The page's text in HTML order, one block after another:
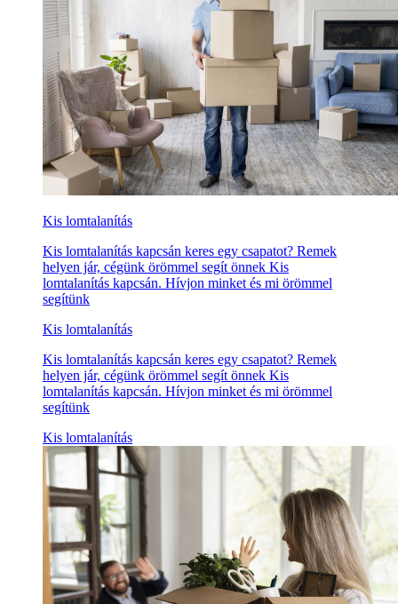
Kis lomtalanítás
Kis lomtalanítás kapcsán keres egy csapatot? Remek
helyen jár, cégünk örömmel segít önnek Kis
lomtalanítás kapcsán. Hívjon minket és mi örömmel
segítünk
Kis lomtalanítás
Kis lomtalanítás kapcsán keres egy csapatot? Remek
helyen jár, cégünk örömmel segít önnek Kis
lomtalanítás kapcsán. Hívjon minket és mi örömmel
segítünk
Kis lomtalanítás